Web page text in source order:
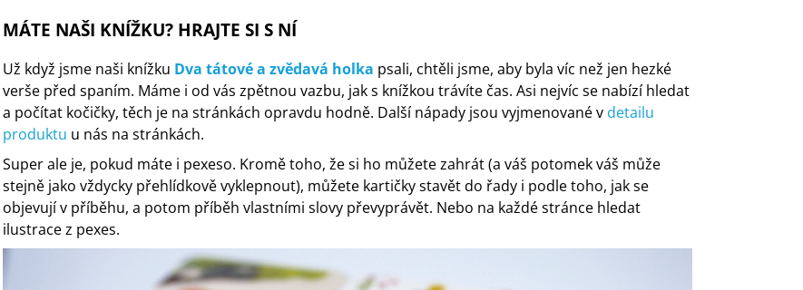
MÁTE NAŠI KNÍŽKU? HRAJTE SI S NÍ
Už když jsme naši knížku Dva tátové a zvědavá holka psali, chtěli jsme, aby byla víc než jen hezké
verše před spaním. Máme i od vás zpětnou vazbu, jak s knížkou trávíte čas. Asi nejvíc se nabízí hledat
a počítat kočičky, těch je na stránkách opravdu hodně. Další nápady jsou vyjmenované v detailu
produktu u nás na stránkách.
Super ale je, pokud máte i pexeso. Kromě toho, že si ho můžete zahrát (a váš potomek váš může
stejně jako vždycky přehlídkově vyklepnout), můžete kartičky stavět do řady i podle toho, jak se
objevují v příběhu, a potom příběh vlastními slovy převyprávět. Nebo na každé stránce hledat
ilustrace z pexes.